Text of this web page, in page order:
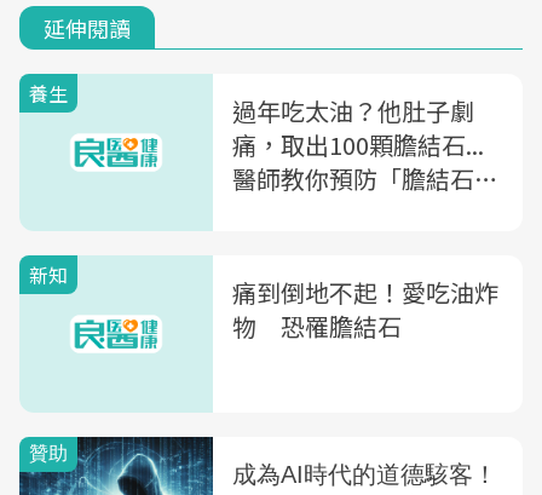
延伸閱讀
養生
過年吃太油？他肚子劇
痛，取出100顆膽結石...
醫師教你預防「膽結石」
新知
痛到倒地不起！愛吃油炸
物 恐罹膽結石